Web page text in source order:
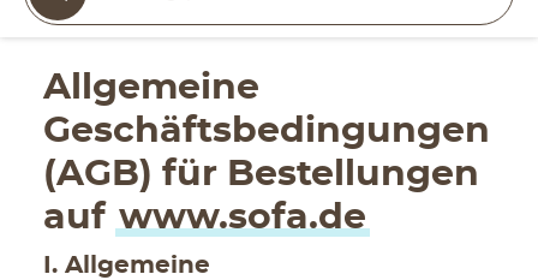
Allgemeine
Geschäftsbedingungen
(AGB) für Bestellungen
auf www.sofa.de
I. Allgemeine